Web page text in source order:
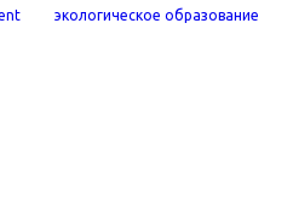
экологическое образование